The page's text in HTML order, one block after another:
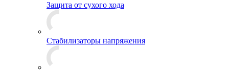
Защита от сухого хода
Стабилизаторы напряжения